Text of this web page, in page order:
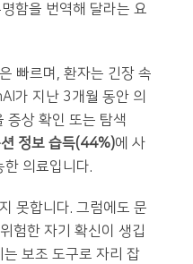
함을 번역해 달라는 요
빠르며, 환자는 긴장 속
가 지난 3개월 동안 의
증상 확인 또는 탐색
정보 습득(44%)에 사
의료입니다.
못합니다. 그럼에도 문
험한 자기 확신이 생깁
보조 도구로 자리 잡